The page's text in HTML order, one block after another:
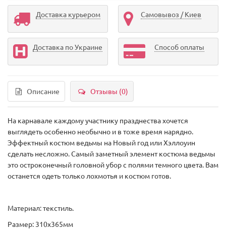
Доставка курьером Самовывоз / Киев
Доставка по Украине Способ оплаты
Описание Отзывы (0)
На карнавале каждому участнику празднества хочется
выглядеть особенно необычно и в тоже время нарядно.
Эффектный костюм ведьмы на Новый год или Хэллоуин
сделать несложно. Самый заметный элемент костюма ведьмы
это остроконечный головной убор с полями темного цвета. Вам
останется одеть только лохмотья и костюм готов.
Материал: текстиль.
Размер: 310х365мм